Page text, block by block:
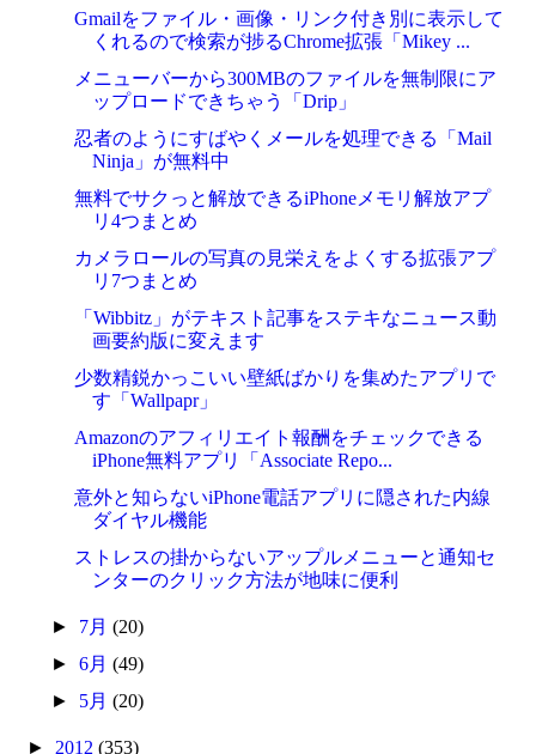
Gmailをファイル・画像・リンク付き別に表示して
くれるので検索が捗るChrome拡張「Mikey ...
メニューバーから300MBのファイルを無制限にア
ップロードできちゃう「Drip」
忍者のようにすばやくメールを処理できる「Mail
Ninja」が無料中
無料でサクっと解放できるiPhoneメモリ解放アプ
リ4つまとめ
カメラロールの写真の見栄えをよくする拡張アプ
リ7つまとめ
「Wibbitz」がテキスト記事をステキなニュース動
画要約版に変えます
少数精鋭かっこいい壁紙ばかりを集めたアプリで
す「Wallpapr」
Amazonのアフィリエイト報酬をチェックできる
iPhone無料アプリ「Associate Repo...
意外と知らないiPhone電話アプリに隠された内線
ダイヤル機能
ストレスの掛からないアップルメニューと通知セ
ンターのクリック方法が地味に便利
► 7月 (20)
► 6月 (49)
► 5月 (20)
► 2012(353)